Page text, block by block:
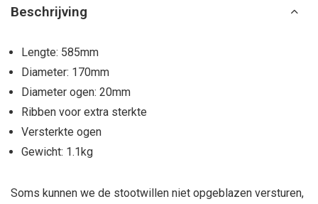
Beschrijving
Lengte: 585mm
Diameter: 170mm
Diameter ogen: 20mm
Ribben voor extra sterkte
Versterkte ogen
Gewicht: 1.1kg
Soms kunnen we de stootwillen niet opgeblazen versturen,